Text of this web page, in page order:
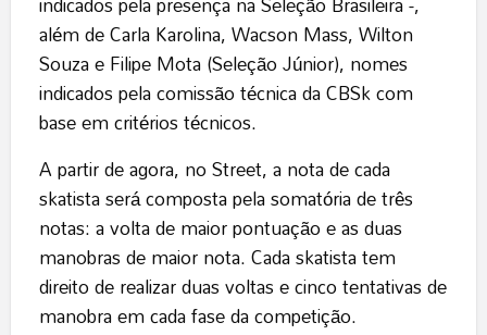
além de Carla Karolina, Wacson Mass, Wilton
Souza e Filipe Mota (Seleção Júnior), nomes
indicados pela comissão técnica da CBSk com
base em critérios técnicos.
A partir de agora, no Street, a nota de cada
skatista será composta pela somatória de três
notas: a volta de maior pontuação e as duas
manobras de maior nota. Cada skatista tem
direito de realizar duas voltas e cinco tentativas de
manobra em cada fase da competição.